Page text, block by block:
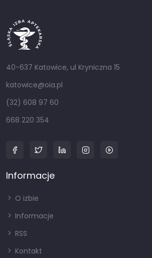
40-637 Katowice, ul Kryniczna 15
katowice@oia.pl
(32) 608 97 60
668 220 354
Informacje
O izbie
Informacje
RSS
Kontakt